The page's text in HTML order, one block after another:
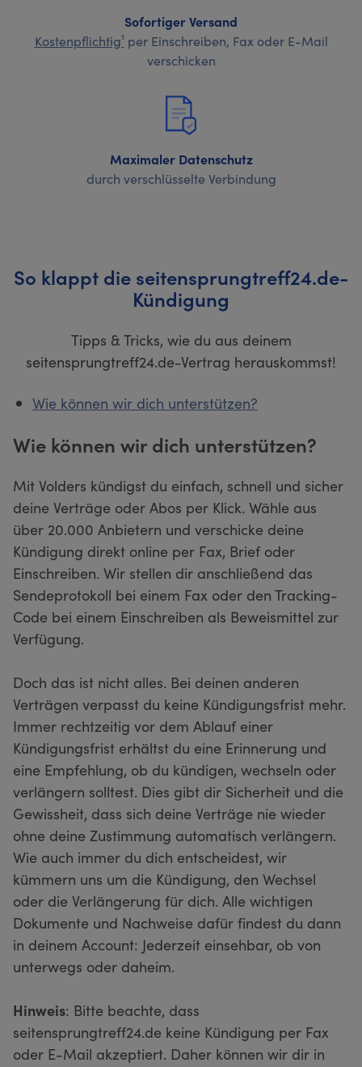
Sofortiger Versand
Kostenpflichtig¹ per Einschreiben, Fax oder E-Mail
verschicken
Maximaler Datenschutz
durch verschlüsselte Verbindung
So klappt die seitensprungtreff24.de-
Kündigung
Tipps & Tricks, wie du aus deinem
seitensprungtreff24.de-Vertrag herauskommst!
Wie können wir dich unterstützen?
Wie können wir dich unterstützen?
Mit Volders kündigst du einfach, schnell und sicher
deine Verträge oder Abos per Klick. Wähle aus
über 20.000 Anbietern und verschicke deine
Kündigung direkt online per Fax, Brief oder
Einschreiben. Wir stellen dir anschließend das
Sendeprotokoll bei einem Fax oder den Tracking-
Code bei einem Einschreiben als Beweismittel zur
Verfügung.
Doch das ist nicht alles. Bei deinen anderen
Verträgen verpasst du keine Kündigungsfrist mehr.
Immer rechtzeitig vor dem Ablauf einer
Kündigungsfrist erhältst du eine Erinnerung und
eine Empfehlung, ob du kündigen, wechseln oder
verlängern solltest. Dies gibt dir Sicherheit und die
Gewissheit, dass sich deine Verträge nie wieder
ohne deine Zustimmung automatisch verlängern.
Wie auch immer du dich entscheidest, wir
kümmern uns um die Kündigung, den Wechsel
oder die Verlängerung für dich. Alle wichtigen
Dokumente und Nachweise dafür findest du dann
in deinem Account: Jederzeit einsehbar, ob von
unterwegs oder daheim.
Hinweis: Bitte beachte, dass
seitensprungtreff24.de keine Kündigung per Fax
oder E-Mail akzeptiert. Daher können wir dir in